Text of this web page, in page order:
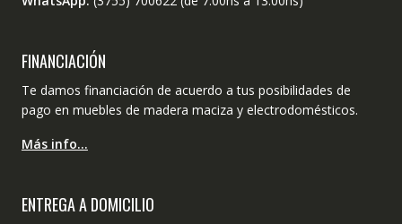
FINANCIACIÓN
Te damos financiación de acuerdo a tus posibilidades de
pago en muebles de madera maciza y electrodomésticos.
Más info…
ENTREGA A DOMICILIO